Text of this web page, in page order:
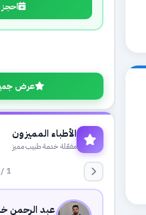
عرض
الأطباء المميزون
مفعّلة خدمة طبيب مميز
1 / 3
عبد الرحمن